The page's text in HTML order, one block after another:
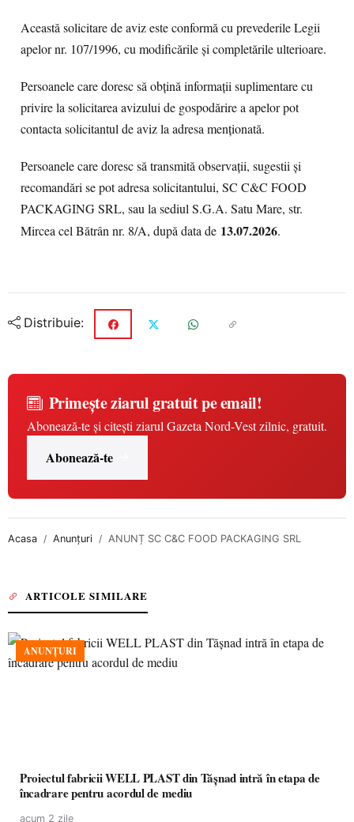
Această solicitare de aviz este conformă cu prevederile Legii
apelor nr. 107/1996, cu modificările și completările ulterioare.
Persoanele care doresc să obțină informații suplimentare cu
privire la solicitarea avizului de gospodărire a apelor pot
contacta solicitantul de aviz la adresa menționată.
Persoanele care doresc să transmită observații, sugestii și
recomandări se pot adresa solicitantului, SC C&C FOOD
PACKAGING SRL, sau la sediul S.G.A. Satu Mare, str.
Mircea cel Bătrân nr. 8/A, după data de 13.07.2026.
Distribuie:
Primește ziarul gratuit pe email!
Abonează-te și citești ziarul Gazeta Nord-Vest zilnic, gratuit.
Abonează-te
Acasa Anunțuri ANUNȚ SC C&C FOOD PACKAGING SRL
ARTICOLE SIMILARE
ANUNȚURI
Proiectul fabricii WELL PLAST din Tășnad intră în etapa de
încadrare pentru acordul de mediu
acum 2 zile